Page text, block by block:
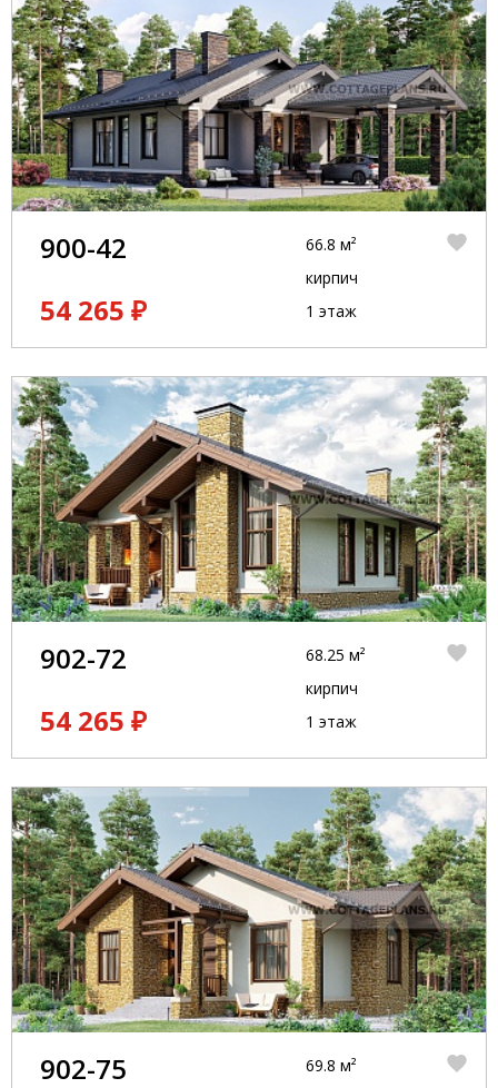
900-42
54 265 ₽
66.8 м²
кирпич
1 этаж
902-72
54 265 ₽
68.25 м²
кирпич
1 этаж
902-75 69.8 м²